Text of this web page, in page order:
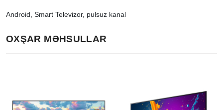
Android, Smart Televizor, pulsuz kanal
OXŞAR MƏHSULLAR